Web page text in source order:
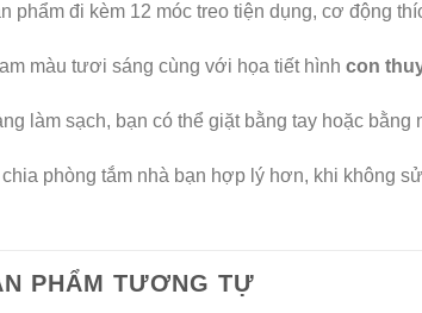
phẩm đi kèm 12 móc treo tiện dụng, cơ động
màu tươi sáng cùng với họa tiết hình con
làm sạch, bạn có thể giặt bằng tay hoặc
chia phòng tắm nhà bạn hợp lý hơn, khi không
PHẨM TƯƠNG TỰ